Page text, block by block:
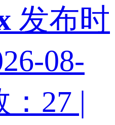
发布时
08-
：27 |